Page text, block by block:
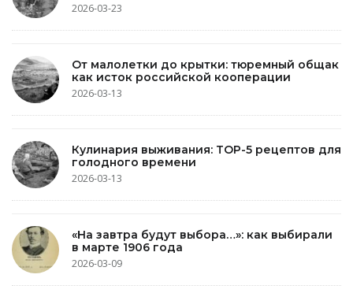
2026-03-23
От малолетки до крытки: тюремный общак
как исток российской кооперации
2026-03-13
Кулинария выживания: TOP-5 рецептов для
голодного времени
2026-03-13
«На завтра будут выбора…»: как выбирали
в марте 1906 года
2026-03-09